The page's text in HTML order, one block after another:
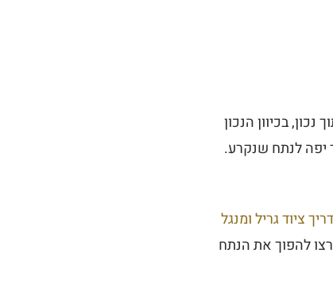
בכיוון הנכון
יפה לנתח שנקרע.
ציוד גריל ומנגל
להפוך את הנתח